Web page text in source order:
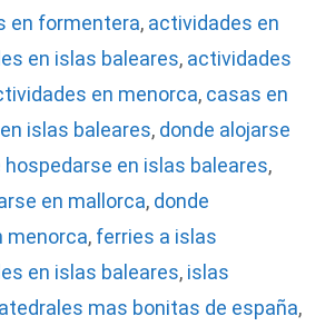
en formentera, actividades en
en islas baleares, actividades
en menorca, casas en
islas baleares, donde alojarse
hospedarse en islas baleares,
en mallorca, donde
menorca, ferries a islas
en islas baleares, islas
mas bonitas de españa,